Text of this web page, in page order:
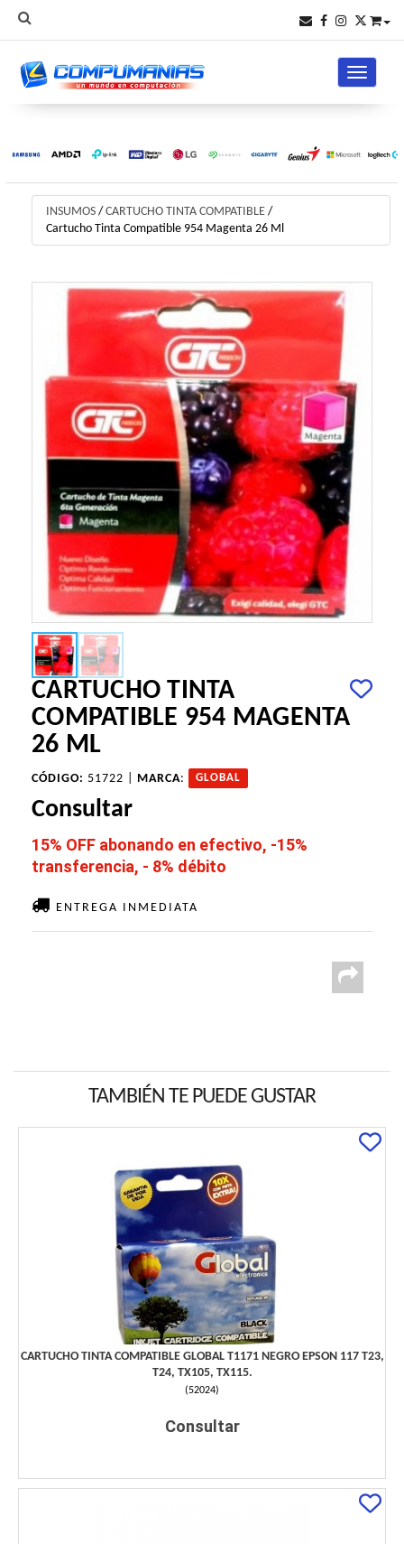
Toggle
INSUMOS / CARTUCHO TINTA COMPATIBLE /
Cartucho Tinta Compatible 954 Magenta 26 Ml
CARTUCHO TINTA
COMPATIBLE 954 MAGENTA
26 ML
CÓDIGO: 51722 | MARCA: GLOBAL
Consultar
15% OFF abonando en efectivo, -15%
transferencia, - 8% débito
ENTREGA INMEDIATA
TAMBIÉN TE PUEDE GUSTAR
CARTUCHO TINTA COMPATIBLE GLOBAL T1171 NEGRO EPSON 117 T23,
T24, TX105, TX115.
(52024)
Consultar